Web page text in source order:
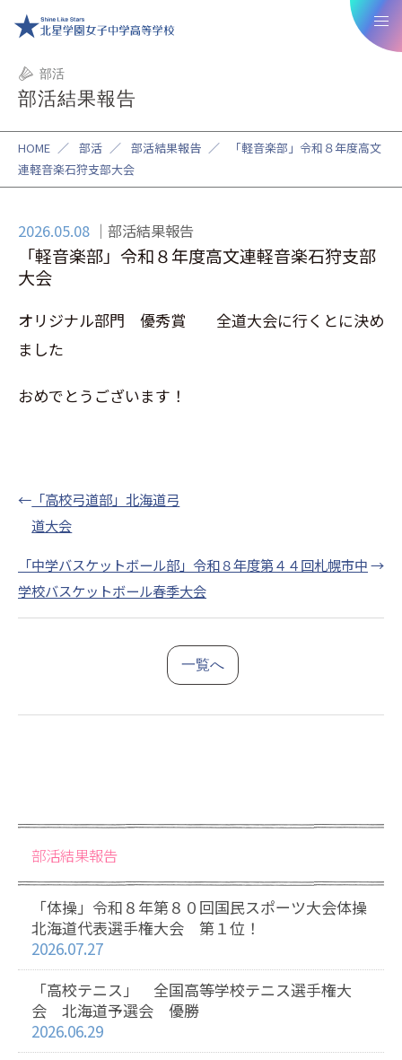
部活
部活結果報告
HOME ／ 部活 ／ 部活結果報告 ／
「軽音楽部」令和８年度高文
連軽音楽石狩支部大会
2026.05.08 部活結果報告
「軽音楽部」令和８年度高文連軽音楽石狩支部
大会
オリジナル部門 優秀賞 全道大会に行くとに決め
ました
おめでとうございます！
← 「高校弓道部」北海道弓
道大会
「中学バスケットボール部」令和８年度第４４回札幌市中
学校バスケットボール春季大会
→
一覧へ
部活結果報告
「体操」令和８年第８０回国民スポーツ大会体操
北海道代表選手権大会 第１位！
2026.07.27
「高校テニス」 全国高等学校テニス選手権大
会 北海道予選会 優勝
2026.06.29